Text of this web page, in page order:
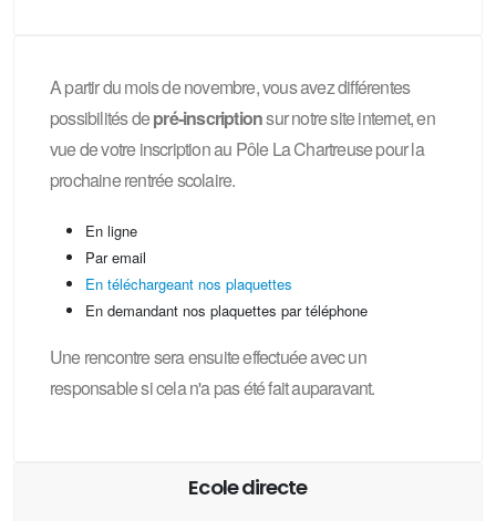
A partir du mois de novembre, vous avez différentes
possibilités depré-inscriptionsur notre site internet, en
vue de votre inscription au Pôle La Chartreuse pour la
prochaine rentrée scolaire.
En ligne
Par email
En téléchargeant nos plaquettes
En demandant nos plaquettes par téléphone
Une rencontre sera ensuite effectuée avec un
responsable si cela n'a pas été fait auparavant.
Ecole directe